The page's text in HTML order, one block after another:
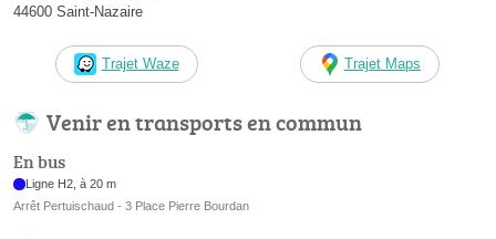
44600 Saint-Nazaire
Trajet Waze Trajet Maps
Venir en transports en commun
En bus
Ligne H2, à 20 m
Arrêt Pertuischaud - 3 Place Pierre Bourdan